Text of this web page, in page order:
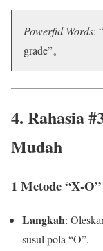
Powerful Words:
grade”。
4. Rahasia
Mudah
1 Metode “X-O”
Langkah:
susul pola “O”.